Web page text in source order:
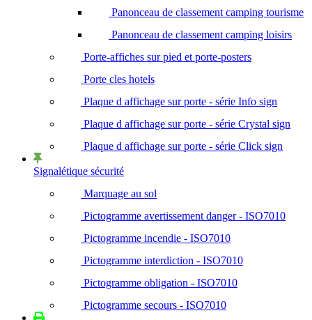
Panonceau de classement camping tourisme
Panonceau de classement camping loisirs
Porte-affiches sur pied et porte-posters
Porte cles hotels
Plaque d affichage sur porte - série Info sign
Plaque d affichage sur porte - série Crystal sign
Plaque d affichage sur porte - série Click sign
Signalétique sécurité
Marquage au sol
Pictogramme avertissement danger - ISO7010
Pictogramme incendie - ISO7010
Pictogramme interdiction - ISO7010
Pictogramme obligation - ISO7010
Pictogramme secours - ISO7010